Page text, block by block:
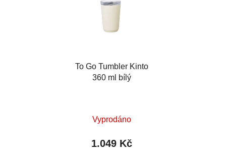
To Go Tumbler Kinto
360 ml bílý
Vyprodáno
1.049 Kč